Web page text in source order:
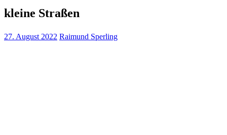
kleine Straßen
27. August 2022 Raimund Sperling